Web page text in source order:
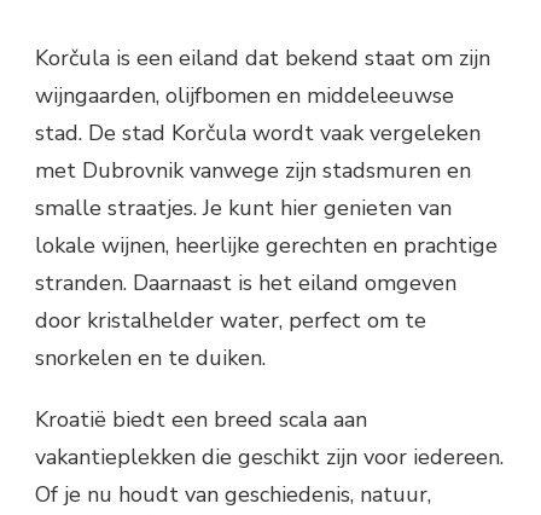
Korčula is een eiland dat bekend staat om zijn
wijngaarden, olijfbomen en middeleeuwse
stad. De stad Korčula wordt vaak vergeleken
met Dubrovnik vanwege zijn stadsmuren en
smalle straatjes. Je kunt hier genieten van
lokale wijnen, heerlijke gerechten en prachtige
stranden. Daarnaast is het eiland omgeven
door kristalhelder water, perfect om te
snorkelen en te duiken.
Kroatië biedt een breed scala aan
vakantieplekken die geschikt zijn voor iedereen.
Of je nu houdt van geschiedenis, natuur,